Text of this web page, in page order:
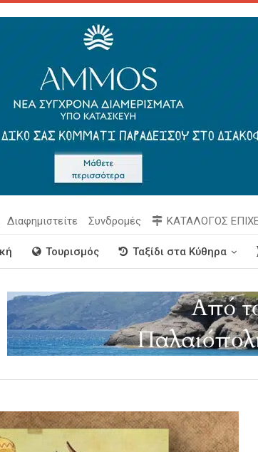
Διαφημιστείτε Συνδρομές ΚΑΤΑΛΟΓΟΣ
Τουρισμός Ταξίδι στα Κύθηρα